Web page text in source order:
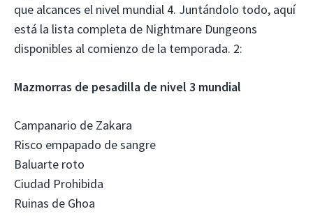
que alcances el nivel mundial 4. Juntándolo todo, aquí
está la lista completa de Nightmare Dungeons
disponibles al comienzo de la temporada. 2:
Mazmorras de pesadilla de nivel 3 mundial
Campanario de Zakara
Risco empapado de sangre
Baluarte roto
Ciudad Prohibida
Ruinas de Ghoa